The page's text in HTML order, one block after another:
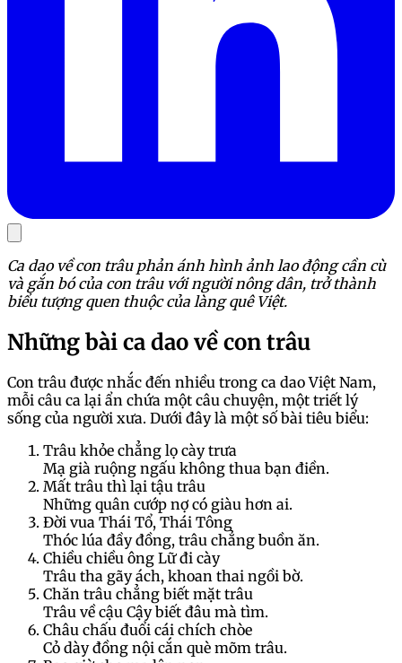
Ca dao về con trâu phản ánh hình ảnh lao động cần cù
và gắn bó của con trâu với người nông dân, trở thành
biểu tượng quen thuộc của làng quê Việt.
Những bài ca dao về con trâu
Con trâu được nhắc đến nhiều trong ca dao Việt Nam,
mỗi câu ca lại ẩn chứa một câu chuyện, một triết lý
sống của người xưa. Dưới đây là một số bài tiêu biểu:
Trâu khỏe chẳng lọ cày trưa
Mạ già ruộng ngấu không thua bạn điền.
Mất trâu thì lại tậu trâu
Những quân cướp nợ có giàu hơn ai.
Đời vua Thái Tổ, Thái Tông
Thóc lúa đầy đồng, trâu chẳng buồn ăn.
Chiều chiều ông Lữ đi cày
Trâu tha gãy ách, khoan thai ngồi bờ.
Chăn trâu chẳng biết mặt trâu
Trâu về cậu Cậy biết đâu mà tìm.
Châu chấu đuổi cái chích chòe
Cỏ dày đồng nội cắn què mõm trâu.